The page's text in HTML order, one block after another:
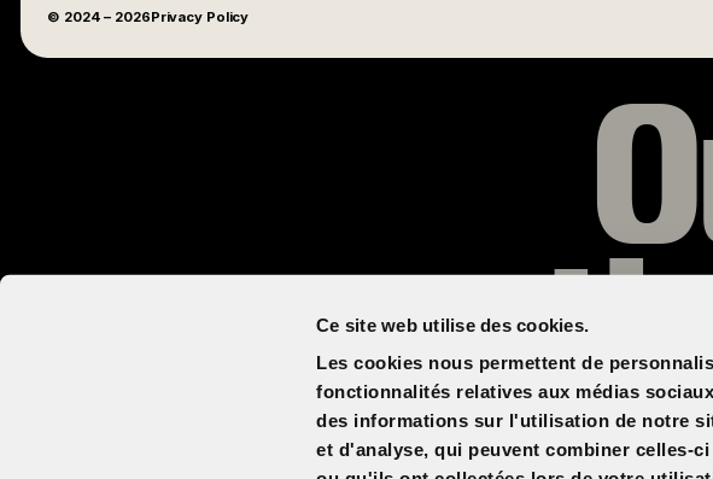
Ce site web utilise des cookies.
Les cookies nous permettent de
fonctionnalités relatives aux médias
des informations sur l'utilisation de notre
et d'analyse, qui peuvent combiner celles-
© 2024 – 2026Privacy Policy